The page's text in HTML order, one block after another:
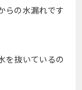
らの水漏れです
を抜いているの